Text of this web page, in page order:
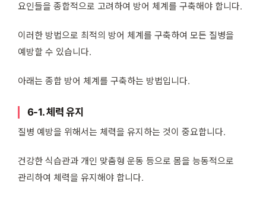
요인들을 종합적으로 고려하여 방어 체계를 구축해야 합니다.
이러한 방법으로 최적의 방어 체계를 구축하여 모든 질병을
예방할 수 있습니다.
아래는 종합 방어 체계를 구축하는 방법입니다.
6-1. 체력 유지
질병 예방을 위해서는 체력을 유지하는 것이 중요합니다.
건강한 식습관과 개인 맞춤형 운동 등으로 몸을 능동적으로
관리하여 체력을 유지해야 합니다.